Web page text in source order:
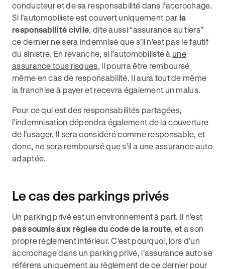
conducteur et de sa responsabilité dans l’accrochage.
Si l’automobiliste est couvert uniquement par la
responsabilité civile, dite aussi “assurance au tiers”
ce dernier ne sera indemnisé que s’il n’est pas le fautif
du sinistre. En revanche, si l’automobiliste à une
assurance tous risques, il pourra être remboursé
même en cas de responsabilité. Il aura tout de même
la franchise à payer et recevra également un malus.
Pour ce qui est des responsabilités partagées,
l’indemnisation dépendra également de la couverture
de l’usager. Il sera considéré comme responsable, et
donc, ne sera remboursé que s’il a une assurance auto
adaptée.
Le cas des parkings privés
Un parking privé est un environnement à part. Il n’est
pas soumis aux règles du code de la route, et a son
propre règlement intérieur. C’est pourquoi, lors d'un
accrochage dans un parking privé, l’assurance auto se
référera uniquement au règlement de ce dernier pour